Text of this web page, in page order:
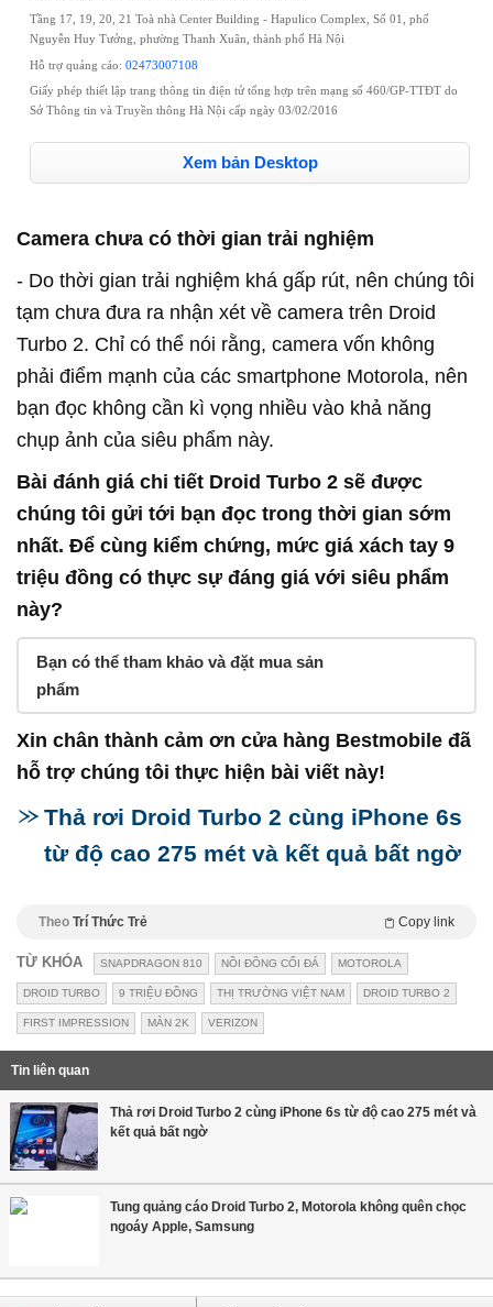
Tầng 17, 19, 20, 21 Toà nhà Center Building - Hapulico Complex, Số 01, phố
Nguyễn Huy Tưởng, phường Thanh Xuân, thành phố Hà Nội
Hỗ trợ quảng cáo: 02473007108
Giấy phép thiết lập trang thông tin điện tử tổng hợp trên mạng số 460/GP-TTĐT do
Sở Thông tin và Truyền thông Hà Nội cấp ngày 03/02/2016
Xem bản Desktop
Camera chưa có thời gian trải nghiệm
- Do thời gian trải nghiệm khá gấp rút, nên chúng tôi
tạm chưa đưa ra nhận xét về camera trên Droid
Turbo 2. Chỉ có thể nói rằng, camera vốn không
phải điểm mạnh của các smartphone Motorola, nên
bạn đọc không cần kì vọng nhiều vào khả năng
chụp ảnh của siêu phẩm này.
Bài đánh giá chi tiết Droid Turbo 2 sẽ được
chúng tôi gửi tới bạn đọc trong thời gian sớm
nhất. Để cùng kiểm chứng, mức giá xách tay 9
triệu đồng có thực sự đáng giá với siêu phẩm
này?
Bạn có thể tham khảo và đặt mua sản
phẩm
Xin chân thành cảm ơn cửa hàng Bestmobile đã
hỗ trợ chúng tôi thực hiện bài viết này!
Thả rơi Droid Turbo 2 cùng iPhone 6s
từ độ cao 275 mét và kết quả bất ngờ
Theo Trí Thức Trẻ Copy link
TỪ KHÓA SNAPDRAGON 810 NỒI ĐỒNG CỐI ĐÁ MOTOROLA
DROID TURBO 9 TRIỆU ĐỒNG THỊ TRƯỜNG VIỆT NAM DROID TURBO 2
FIRST IMPRESSION MÀN 2K VERIZON
Tin liên quan
Thả rơi Droid Turbo 2 cùng iPhone 6s từ độ cao 275 mét và
kết quả bất ngờ
Tung quảng cáo Droid Turbo 2, Motorola không quên chọc
ngoáy Apple, Samsung